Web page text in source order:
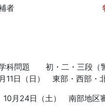
士候補者
査会学科問題
11日（日） 東部・西部・
日（土）